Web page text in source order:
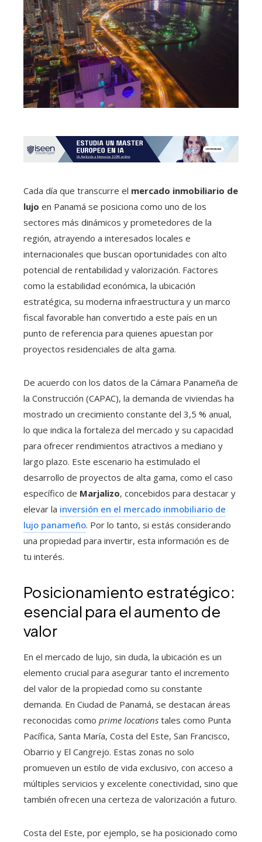
Cada día que transcurre el mercado inmobiliario de
lujo en Panamá se posiciona como uno de los
sectores más dinámicos y prometedores de la
región, atrayendo a interesados locales e
internacionales que buscan oportunidades con alto
potencial de rentabilidad y valorización. Factores
como la estabilidad económica, la ubicación
estratégica, su moderna infraestructura y un marco
fiscal favorable han convertido a este país en un
punto de referencia para quienes apuestan por
proyectos residenciales de alta gama.
De acuerdo con los datos de la Cámara Panameña de
la Construcción (CAPAC), la demanda de viviendas ha
mostrado un crecimiento constante del 3,5 % anual,
lo que indica la fortaleza del mercado y su capacidad
para ofrecer rendimientos atractivos a mediano y
largo plazo. Este escenario ha estimulado el
desarrollo de proyectos de alta gama, como el caso
específico de Marjalizo, concebidos para destacar y
elevar la inversión en el mercado inmobiliario de
lujo panameño. Por lo tanto, si estás considerando
una propiedad para invertir, esta información es de
tu interés.
Posicionamiento estratégico:
esencial para el aumento de
valor
En el mercado de lujo, sin duda, la ubicación es un
elemento crucial para asegurar tanto el incremento
del valor de la propiedad como su constante
demanda. En Ciudad de Panamá, se destacan áreas
reconocidas como prime locations tales como Punta
Pacífica, Santa María, Costa del Este, San Francisco,
Obarrio y El Cangrejo. Estas zonas no solo
promueven un estilo de vida exclusivo, con acceso a
múltiples servicios y excelente conectividad, sino que
también ofrecen una certeza de valorización a futuro.
Costa del Este, por ejemplo, se ha posicionado como